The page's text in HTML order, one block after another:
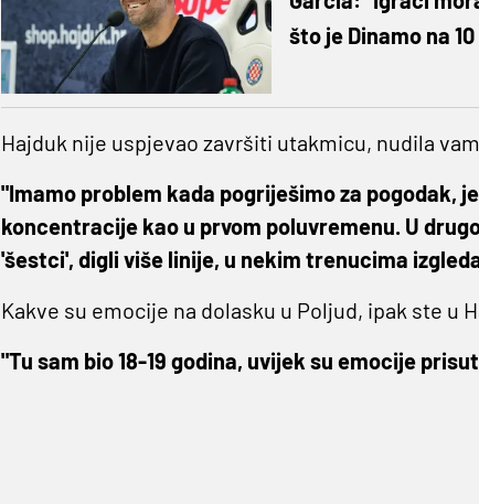
što je Dinamo na
Hajduk nije uspjevao završiti utakmicu, nudila
"Imamo problem kada pogriješimo za pogodak,
koncentracije kao u prvom poluvremenu. U
'šestci', digli više linije, u nekim trenucima
Kakve su emocije na dolasku u Poljud, ipak ste u
"Tu sam bio 18-19 godina, uvijek su emocije